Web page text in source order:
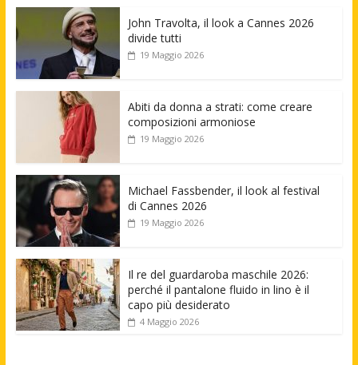
John Travolta, il look a Cannes 2026
divide tutti
19 Maggio 2026
Abiti da donna a strati: come creare
composizioni armoniose
19 Maggio 2026
Michael Fassbender, il look al festival
di Cannes 2026
19 Maggio 2026
Il re del guardaroba maschile 2026:
perché il pantalone fluido in lino è il
capo più desiderato
4 Maggio 2026